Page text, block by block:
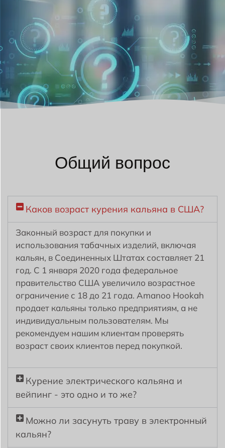
Общий вопрос
Каков возраст курения кальяна в США?
Законный возраст для покупки и
использования табачных изделий, включая
кальян, в Соединенных Штатах составляет 21
год. С 1 января 2020 года федеральное
правительство США увеличило возрастное
ограничение с 18 до 21 года. Amanoo Hookah
продает кальяны только предприятиям, а не
индивидуальным пользователям. Мы
рекомендуем нашим клиентам проверять
возраст своих клиентов перед покупкой.
Курение электрического кальяна и
вейпинг - это одно и то же?
Можно ли засунуть траву в электронный
кальян?